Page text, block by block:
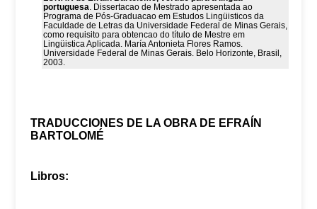
portuguesa. Dissertacao de Mestrado apresentada ao
Programa de Pós-Graduacao em Estudos Lingüisticos da
Faculdade de Letras da Universidade Federal de Minas Gerais,
como requisito para obtencao do título de Mestre em
Lingüistica Aplicada. María Antonieta Flores Ramos.
Universidade Federal de Minas Gerais. Belo Horizonte, Brasil,
2003.
TRADUCCIONES DE LA OBRA DE EFRAÍN
BARTOLOMÉ
Libros: